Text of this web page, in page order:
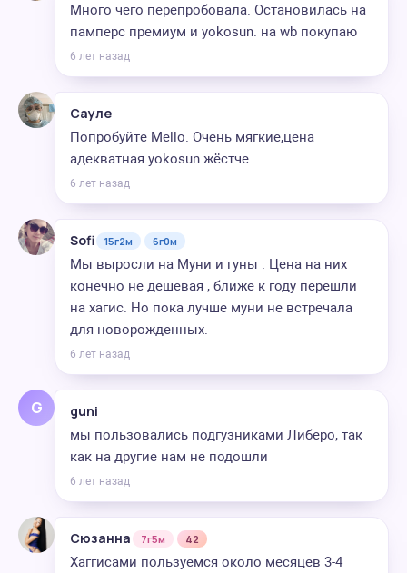
Много чего перепробовала. Остановилась на
памперс премиум и yokosun. на wb покупаю
6 лет назад
Сауле
Попробуйте Mello. Очень мягкие,цена
адекватная.yokosun жёстче
6 лет назад
Sofi 15г2м 6г0м
Мы выросли на Муни и гуны . Цена на них
конечно не дешевая , ближе к году перешли
на хагис. Но пока лучше муни не встречала
для новорожденных.
6 лет назад
G guni
мы пользовались подгузниками Либеро, так
как на другие нам не подошли
6 лет назад
Сюзанна 7г5м 42
Хаггисами пользуемся около месяцев 3-4